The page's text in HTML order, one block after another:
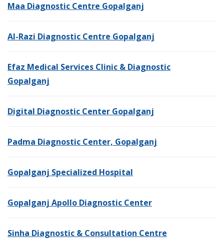
Maa Diagnostic Centre Gopalganj
Al-Razi Diagnostic Centre Gopalganj
Efaz Medical Services Clinic & Diagnostic
Gopalganj
Digital Diagnostic Center Gopalganj
Padma Diagnostic Center, Gopalganj
Gopalganj Specialized Hospital
Gopalganj Apollo Diagnostic Center
Sinha Diagnostic & Consultation Centre